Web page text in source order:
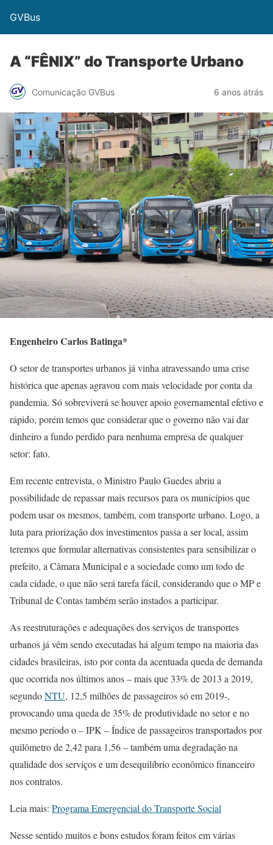
GVBus
A “FÊNIX” do Transporte Urbano
Comunicação GVBus 6 anos atrás
Engenheiro Carlos Batinga*
O setor de transportes urbanos já vinha atravessando uma crise
histórica que apenas agravou com mais velocidade por conta da
pandemia. Só sobreviverá se houver apoio governamental efetivo e
rápido, porém temos que considerar que o governo não vai dar
dinheiro a fundo perdido para nenhuma empresa de qualquer
setor: fato.
Em recente entrevista, o Ministro Paulo Guedes abriu a
possibilidade de repassar mais recursos para os municípios que
podem usar os mesmos, também, com transporte urbano. Logo, a
luta para priorização dos investimentos passa a ser local, assim
teremos que formular alternativas consistentes para sensibilizar o
prefeito, a Câmara Municipal e a sociedade como um todo de
cada cidade, o que não será tarefa fácil, considerando que o MP e
Tribunal de Contas também serão instados a participar.
As reestruturações e adequações dos serviços de transportes
urbanos já vêm sendo executadas há algum tempo na maioria das
cidades brasileiras, isto por conta da acentuada queda de demanda
que ocorrida nos últimos anos – mais que 33% de 2013 a 2019,
segundoNTU, 12,5 milhões de passageiros só em 2019-,
provocando uma queda de 35% de produtividade no setor e no
mesmo período o – IPK – Índice de passageiros transportados por
quilômetro de 2,42 para 1,56 – também uma degradação na
qualidade dos serviços e um desequilíbrio econômico financeiro
nos contratos.
Leia mais: Programa Emergencial do Transporte Social
Nesse sentido muitos e bons estudos foram feitos em várias